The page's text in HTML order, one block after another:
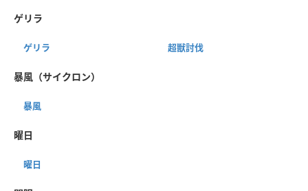
ゲリラ
ゲリラ 超獣討伐
暴風（サイクロン）
暴風
曜日
曜日